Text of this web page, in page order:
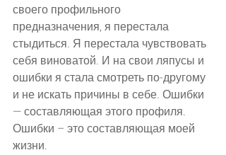
своего профильного
предназначения, я перестала
стыдиться. Я перестала чувствовать
себя виноватой. И на свои ляпусы и
ошибки я стала смотреть по-другому
и не искать причины в себе. Ошибки
— составляющая этого профиля.
Ошибки – это составляющая моей
жизни.